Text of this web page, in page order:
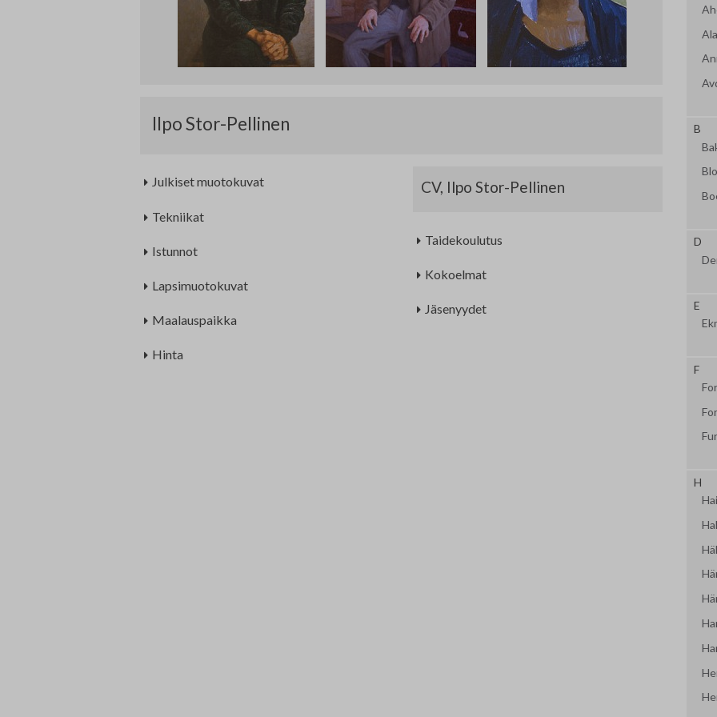
Allergiatalon näyttelyt 2015-2021
Ilpo Stor-Pellinen
Julkiset muotokuvat
Tekniikat
Istunnot
Lapsimuotokuvat
Maalauspaikka
Hinta
CV, Ilpo Stor-Pellinen
Taidekoulutus
Kokoelmat
Jäsenyydet
B
D
E
F
H